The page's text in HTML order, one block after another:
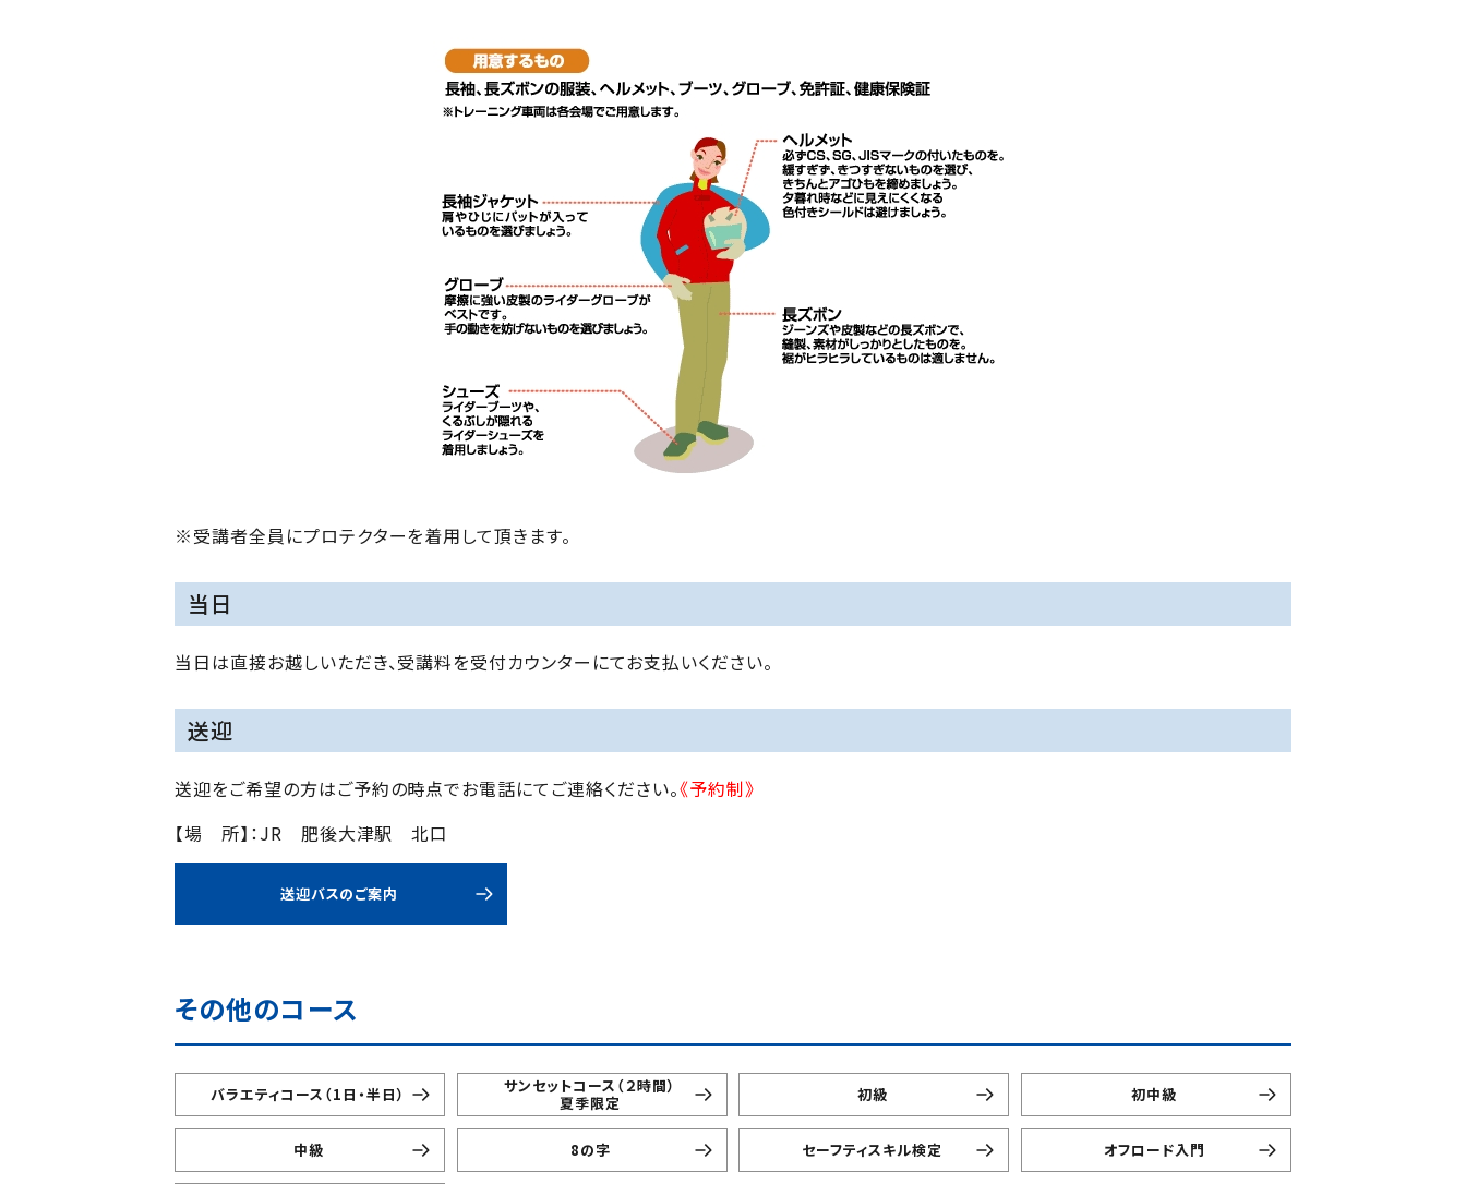
※受講者全員にプロテクターを着用して頂きます。
当日
当日は直接お越しいただき、受講料を受付カウンターにてお支払いください。
送迎
送迎をご希望の方はご予約の時点でお電話にてご連絡ください。《予約制》
【場 所】：JR 肥後大津駅 北口
送迎バスのご案内
その他のコース
バラエティコース（1日・半日）
サンセットコース（２時間）
夏季限定
初級 初中級
中級 8の字 セーフティスキル検定 オフロード入門